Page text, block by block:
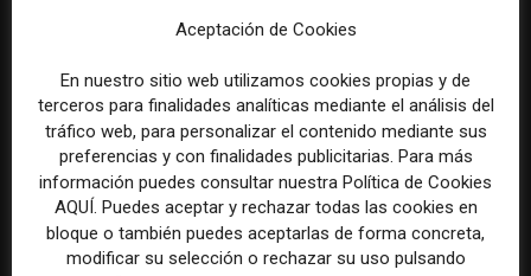
EFE publica una guía para
integrar la inteligencia
artificial en sus procesos
informativos con supervisión
humana
Substack incorpora una
herramienta que estima
cuánto contenido ha sido
escrito con inteligencia
artificial
Aceptación de Cookies
En nuestro sitio web utilizamos cookies propias y de
terceros para finalidades analíticas mediante el análisis del
tráfico web, para personalizar el contenido mediante sus
preferencias y con finalidades publicitarias. Para más
información puedes consultar nuestra Política de Cookies
AQUÍ. Puedes aceptar y rechazar todas las cookies en
bloque o también puedes aceptarlas de forma concreta,
modificar su selección o rechazar su uso pulsando